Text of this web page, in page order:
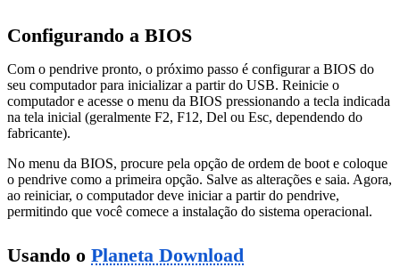
Configurando a BIOS
Com o pendrive pronto, o próximo passo é configurar a BIOS do
seu computador para inicializar a partir do USB. Reinicie o
computador e acesse o menu da BIOS pressionando a tecla indicada
na tela inicial (geralmente F2, F12, Del ou Esc, dependendo do
fabricante).
No menu da BIOS, procure pela opção de ordem de boot e coloque
o pendrive como a primeira opção. Salve as alterações e saia. Agora,
ao reiniciar, o computador deve iniciar a partir do pendrive,
permitindo que você comece a instalação do sistema operacional.
Usando o Planeta Download